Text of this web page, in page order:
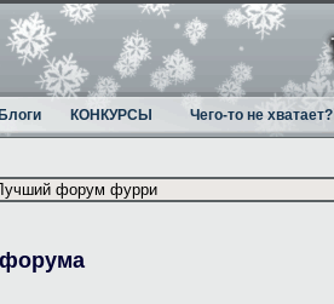
Блоги КОНКУРСЫ Чего-то не хватает?